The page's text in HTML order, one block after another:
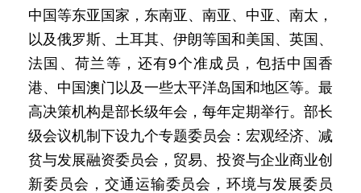
中国等东亚国家，东南亚、南亚、中亚、南太，
以及俄罗斯、土耳其、伊朗等国和美国、英国、
法国、荷兰等，还有9个准成员，包括中国香
港、中国澳门以及一些太平洋岛国和地区等。最
高决策机构是部长级年会，每年定期举行。部长
级会议机制下设九个专题委员会：宏观经济、减
贫与发展融资委员会，贸易、投资与企业商业创
新委员会，交通运输委员会，环境与发展委员